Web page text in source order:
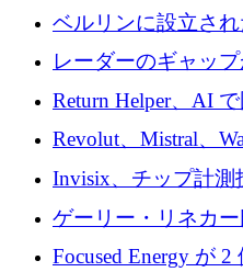
インテリジェンス
ベルリンに設立され
に買収される
レーダーのギャッ
そしてベルリンのチ
れを埋める
Return Helper、AI
の返品を利益に変え
ルを調達
Revolut、Mistral、
Europe」キャンペ
Invisix、チップ計測
2,000 万ユーロのシ
ゲーリー・リネカ
事業を開始
Focused Energy が